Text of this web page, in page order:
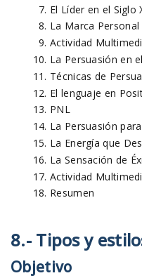
El Líder en el Siglo
La Marca
Actividad
La Persuasión en
Técnicas de
El lenguaje en
PNL
La Persuasión
La Energía que
La Sensación de
Actividad
Resumen
8.- Tipos y
Objetivo